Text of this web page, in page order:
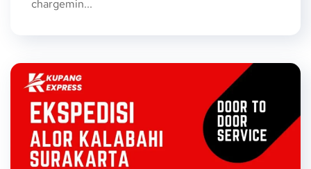
chargemin...